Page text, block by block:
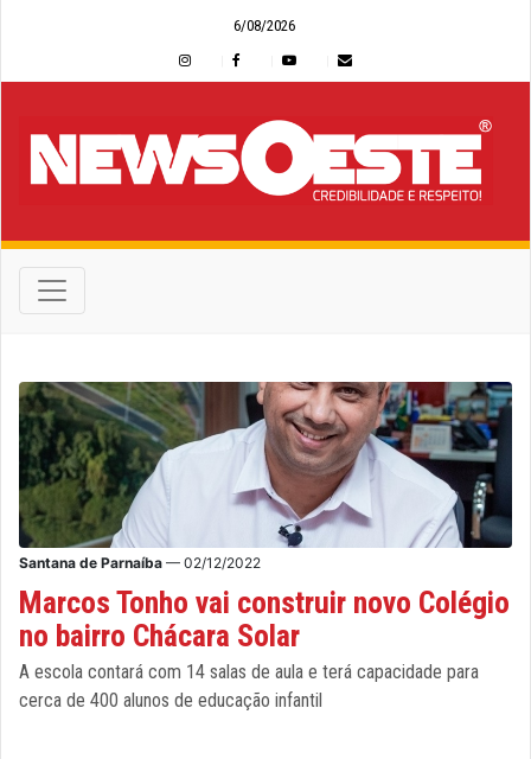
6/08/2026
Santana de Parnaíba — 02/12/2022
Marcos Tonho vai construir novo Colégio
no bairro Chácara Solar
A escola contará com 14 salas de aula e terá capacidade para
cerca de 400 alunos de educação infantil